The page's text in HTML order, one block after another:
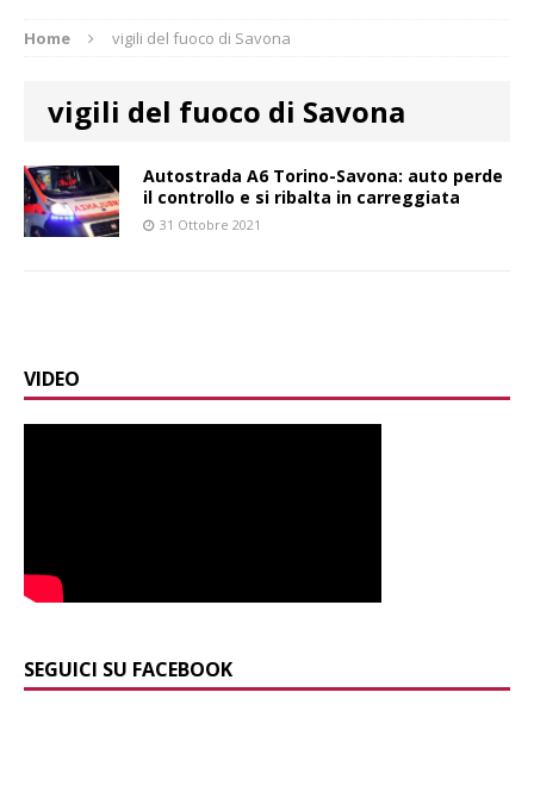
Home vigili del fuoco di Savona
vigili del fuoco di Savona
Autostrada A6 Torino-Savona: auto perde
il controllo e si ribalta in carreggiata
31 Ottobre 2021
VIDEO
SEGUICI SU FACEBOOK